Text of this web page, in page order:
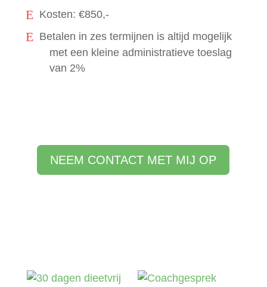
Kosten: €850,-
Betalen in zes termijnen is altijd mogelijk
met een kleine administratieve toeslag
van 2%
NEEM CONTACT MET MIJ OP